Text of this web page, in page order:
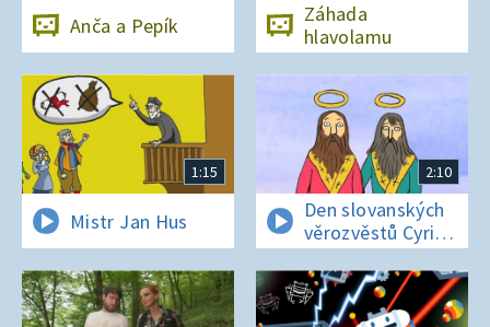
Anča a Pepík
Záhada
hlavolamu
1:15
Mistr Jan Hus
2:10
Den slovanských
věrozvěstů Cyrila
a Metoděje